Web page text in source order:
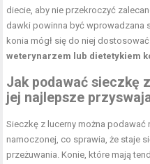
diecie, aby nie przekroczyć
dawki powinna być wprowadzana
konia mógł się do niej
weterynarzem lub dietetykiem
Jak podawać sieczkę
jej najlepsze
Sieczkę z lucerny można podawać
namoczonej, co sprawia, że staje
przeżuwania. Konie, które mają